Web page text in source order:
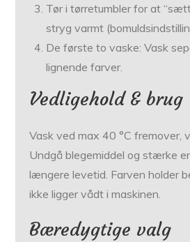
Tør i tørretumbler for at
stryg varmt
De første to vaske: Vask
lignende farver.
Vedligehold & brug
Vask ved max 40 °C fremover,
Undgå blegemiddel og stærke
længere levetid. Farven holder
ikke ligger vådt i maskinen.
Bæredygtige valg